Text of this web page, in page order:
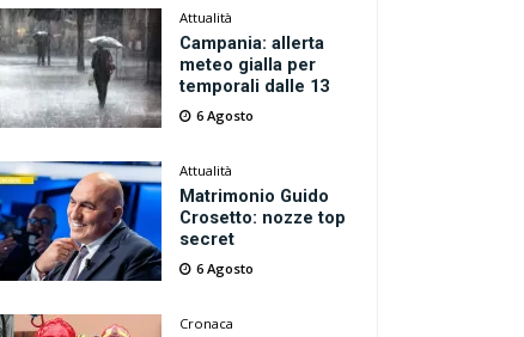
Attualità
Campania: allerta
meteo gialla per
temporali dalle 13
6 Agosto
Attualità
Matrimonio Guido
Crosetto: nozze top
secret
6 Agosto
Cronaca